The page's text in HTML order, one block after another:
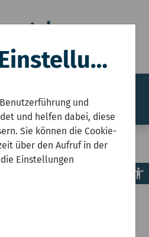
NRW
Wasserwirtschaft
Grenze Veränderung in
Cookie-Einstellungen
und
und helfen dabei, diese
Sie können die Cookie-
über den Aufruf in der
Einstellungen
accessibility